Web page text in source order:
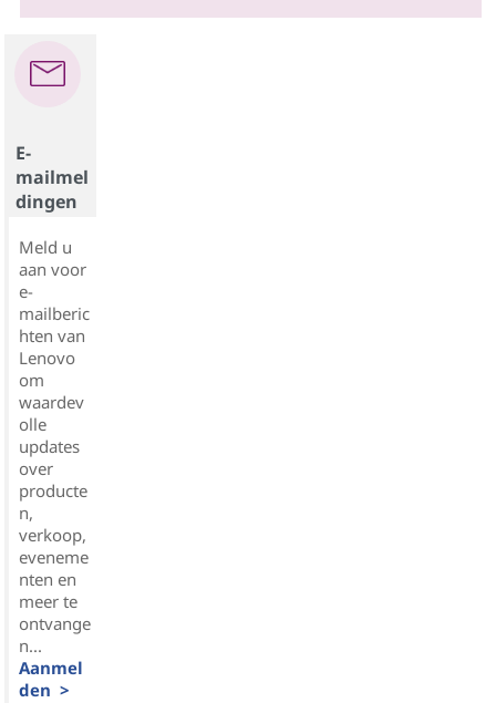
E-
mailmel
dingen
Meld u
aan voor
e-
mailberic
hten van
Lenovo
om
waardev
olle
updates
over
producte
n,
verkoop,
eveneme
nten en
meer te
ontvange
n...
Aanmel
den >